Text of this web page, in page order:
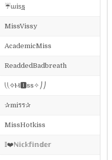
☔ɯiѕ͢͢͢s
MissVissy
AcademicMiss
ReaddedBadbreath
⎝⎝✧Ⲙ🅸ss✧⎠⎠
✰miรร✰
MissHotkiss
𝕀❤️ℕ𝕚𝕔𝕜𝕗𝕚𝕟𝕕𝕖𝕣